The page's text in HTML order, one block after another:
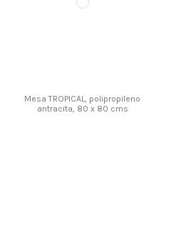
Mesa TROPICAL, polipropileno
antracita, 80 x 80 cms